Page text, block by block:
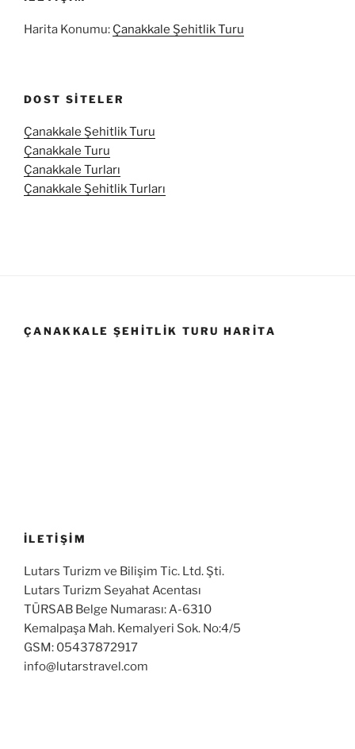
Harita Konumu: Çanakkale Şehitlik Turu
DOST SITELER
Çanakkale Şehitlik Turu
Çanakkale Turu
Çanakkale Turları
Çanakkale Şehitlik Turları
ÇANAKKALE ŞEHITLIK TURU HARITA
İLETİŞİM
Lutars Turizm ve Bilişim Tic. Ltd. Şti.
Lutars Turizm Seyahat Acentası
TÜRSAB Belge Numarası: A-6310
Kemalpaşa Mah. Kemalyeri Sok. No:4/5
GSM: 05437872917
info@lutarstravel.com